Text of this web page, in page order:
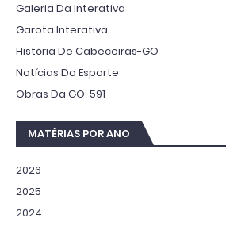
Galeria Da Interativa
Garota Interativa
História De Cabeceiras-GO
Notícias Do Esporte
Obras Da GO-591
MATÉRIAS POR ANO
2026
2025
2024